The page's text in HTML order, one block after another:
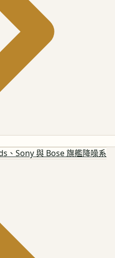
、Sony 與 Bose 旗艦降噪系